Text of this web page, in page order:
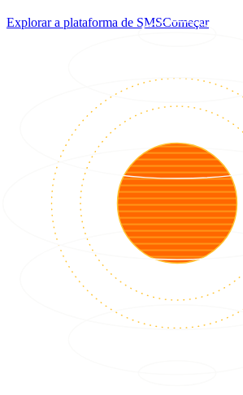
Explorar a plataforma de SMSComeçar